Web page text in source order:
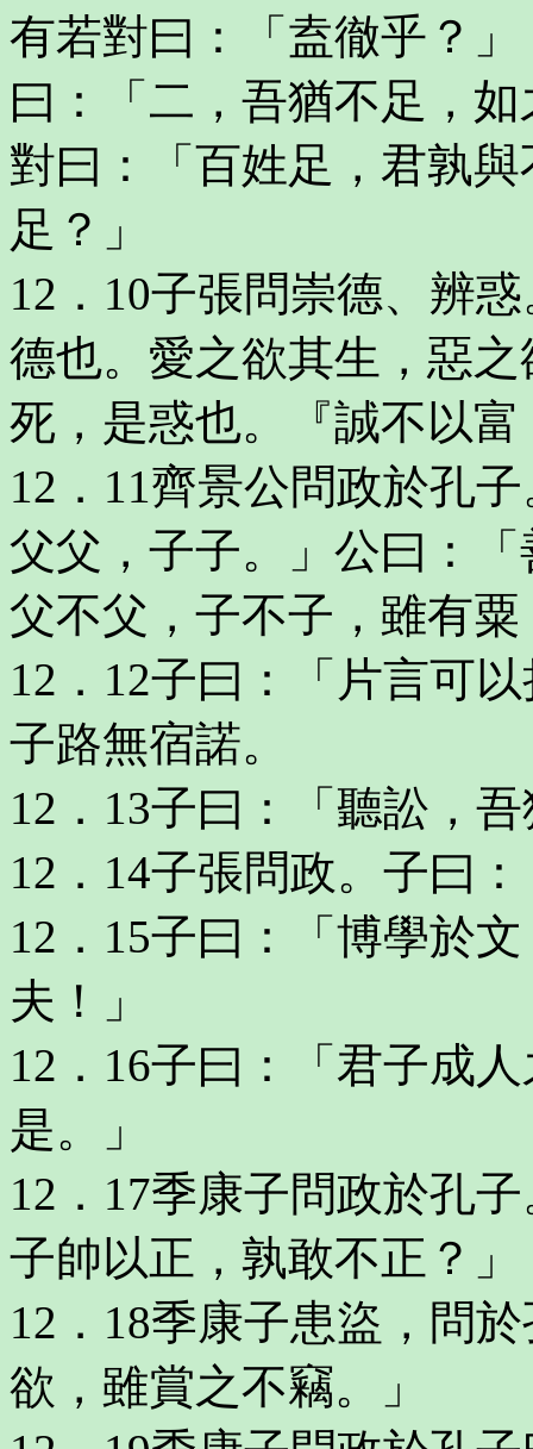
有若對曰：「盍徹乎？」
曰：「二，吾猶不足，
對曰：「百姓足，君孰
足？」
12．10子張問崇德、辨
德也。愛之欲其生，惡
死，是惑也。『誠不以
12．11齊景公問政於孔
父父，子子。」公曰：
父不父，子不子，雖有
12．12子曰：「片言可
子路無宿諾。
12．13子曰：「聽訟，
12．14子張問政。子曰
12．15子曰：「博學於
夫！」
12．16子曰：「君子成
是。」
12．17季康子問政於孔
子帥以正，孰敢不正？」
12．18季康子患盜，問
欲，雖賞之不竊。」